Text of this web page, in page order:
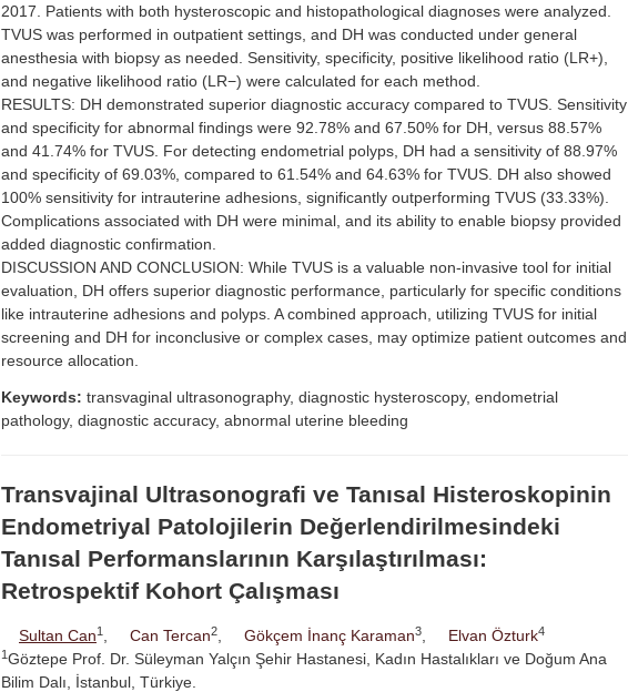
2017. Patients with both hysteroscopic and histopathological diagnoses were analyzed.
TVUS was performed in outpatient settings, and DH was conducted under general
anesthesia with biopsy as needed. Sensitivity, specificity, positive likelihood ratio (LR+),
and negative likelihood ratio (LR−) were calculated for each method.
RESULTS: DH demonstrated superior diagnostic accuracy compared to TVUS. Sensitivity
and specificity for abnormal findings were 92.78% and 67.50% for DH, versus 88.57%
and 41.74% for TVUS. For detecting endometrial polyps, DH had a sensitivity of 88.97%
and specificity of 69.03%, compared to 61.54% and 64.63% for TVUS. DH also showed
100% sensitivity for intrauterine adhesions, significantly outperforming TVUS (33.33%).
Complications associated with DH were minimal, and its ability to enable biopsy provided
added diagnostic confirmation.
DISCUSSION AND CONCLUSION: While TVUS is a valuable non-invasive tool for initial
evaluation, DH offers superior diagnostic performance, particularly for specific conditions
like intrauterine adhesions and polyps. A combined approach, utilizing TVUS for initial
screening and DH for inconclusive or complex cases, may optimize patient outcomes and
resource allocation.
Keywords: transvaginal ultrasonography, diagnostic hysteroscopy, endometrial
pathology, diagnostic accuracy, abnormal uterine bleeding
Transvajinal Ultrasonografi ve Tanısal Histeroskopinin
Endometriyal Patolojilerin Değerlendirilmesindeki
Tanısal Performanslarının Karşılaştırılması:
Retrospektif Kohort Çalışması
Sultan Can1 Can Tercan2 Gökçem İnanç Karaman3 Elvan Özturk4
1Göztepe Prof. Dr. Süleyman Yalçın Şehir Hastanesi, Kadın Hastalıkları ve Doğum Ana
Bilim Dalı, İstanbul, Türkiye.